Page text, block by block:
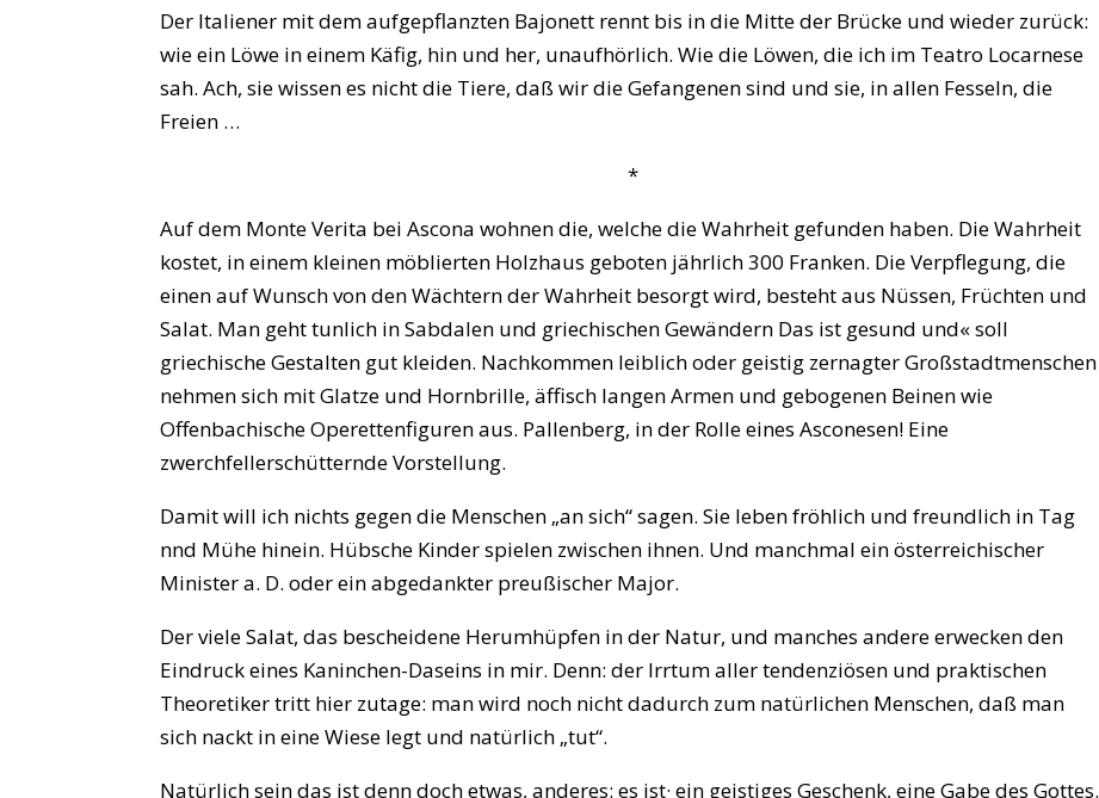
Der Italiener mit dem aufgepflanzten Bajonett rennt bis in die Mitte der Brücke und wieder zurück:
wie ein Löwe in einem Käfig, hin und her, unaufhörlich. Wie die Löwen, die ich im Teatro Locarnese
sah. Ach, sie wissen es nicht die Tiere, daß wir die Gefangenen sind und sie, in allen Fesseln, die
Freien …
*
Auf dem Monte Verita bei Ascona wohnen die, welche die Wahrheit gefunden haben. Die Wahrheit
kostet, in einem kleinen möblierten Holzhaus geboten jährlich 300 Franken. Die Verpflegung, die
einen auf Wunsch von den Wächtern der Wahrheit besorgt wird, besteht aus Nüssen, Früchten und
Salat. Man geht tunlich in Sabdalen und griechischen Gewändern Das ist gesund und« soll
griechische Gestalten gut kleiden. Nachkommen leiblich oder geistig zernagter Großstadtmenschen
nehmen sich mit Glatze und Hornbrille, äffisch langen Armen und gebogenen Beinen wie
Offenbachische Operettenfiguren aus. Pallenberg, in der Rolle eines Asconesen! Eine
zwerchfellerschütternde Vorstellung.
Damit will ich nichts gegen die Menschen „an sich“ sagen. Sie leben fröhlich und freundlich in Tag
nnd Mühe hinein. Hübsche Kinder spielen zwischen ihnen. Und manchmal ein österreichischer
Minister a. D. oder ein abgedankter preußischer Major.
Der viele Salat, das bescheidene Herumhüpfen in der Natur, und manches andere erwecken den
Eindruck eines Kaninchen-Daseins in mir. Denn: der Irrtum aller tendenziösen und praktischen
Theoretiker tritt hier zutage: man wird noch nicht dadurch zum natürlichen Menschen, daß man
sich nackt in eine Wiese legt und natürlich „tut“.
Natürlich sein das ist denn doch etwas, anderes: es ist· ein geistiges Geschenk, eine Gabe des Gottes.